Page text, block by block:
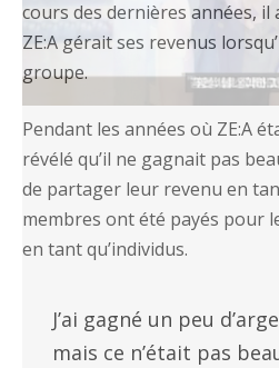
cours des dernières années, il
ZE:A gérait ses revenus
groupe.
Pendant les années où ZE:A
révélé qu’il ne gagnait pas
de partager leur revenu en
membres ont été payés pour
en tant qu’individus.
J’ai gagné un peu
mais ce n’était pas